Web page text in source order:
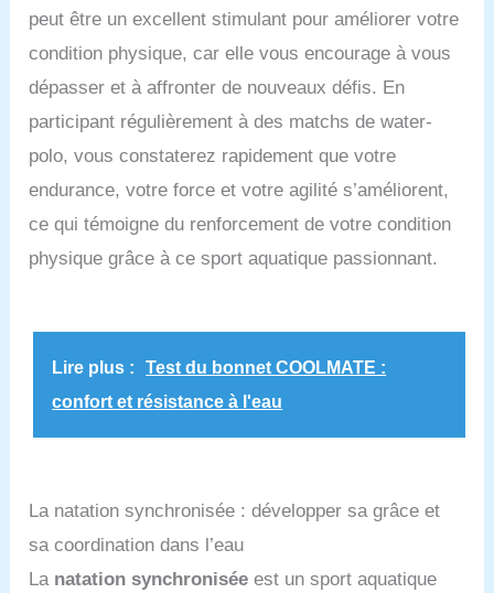
peut être un excellent stimulant pour améliorer votre
condition physique, car elle vous encourage à vous
dépasser et à affronter de nouveaux défis. En
participant régulièrement à des matchs de water-
polo, vous constaterez rapidement que votre
endurance, votre force et votre agilité s’améliorent,
ce qui témoigne du renforcement de votre condition
physique grâce à ce sport aquatique passionnant.
Lire plus :
Test du bonnet COOLMATE :
confort et résistance à l'eau
La natation synchronisée : développer sa grâce et
sa coordination dans l’eau
La natation synchronisée est un sport aquatique